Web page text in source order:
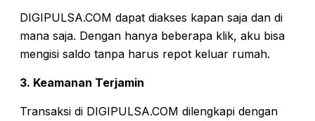
DIGIPULSA.COM dapat diakses kapan saja dan di
mana saja. Dengan hanya beberapa klik, aku bisa
mengisi saldo tanpa harus repot keluar rumah.
3. Keamanan Terjamin
Transaksi di DIGIPULSA.COM dilengkapi dengan